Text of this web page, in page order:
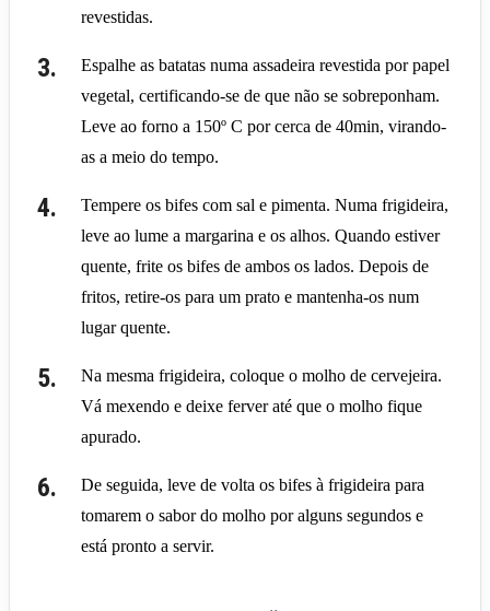
revestidas.
Espalhe as batatas numa assadeira revestida por papel
vegetal, certificando-se de que não se sobreponham.
Leve ao forno a 150º C por cerca de 40min, virando-
as a meio do tempo.
Tempere os bifes com sal e pimenta. Numa frigideira,
leve ao lume a margarina e os alhos. Quando estiver
quente, frite os bifes de ambos os lados. Depois de
fritos, retire-os para um prato e mantenha-os num
lugar quente.
Na mesma frigideira, coloque o molho de cervejeira.
Vá mexendo e deixe ferver até que o molho fique
apurado.
De seguida, leve de volta os bifes à frigideira para
tomarem o sabor do molho por alguns segundos e
está pronto a servir.